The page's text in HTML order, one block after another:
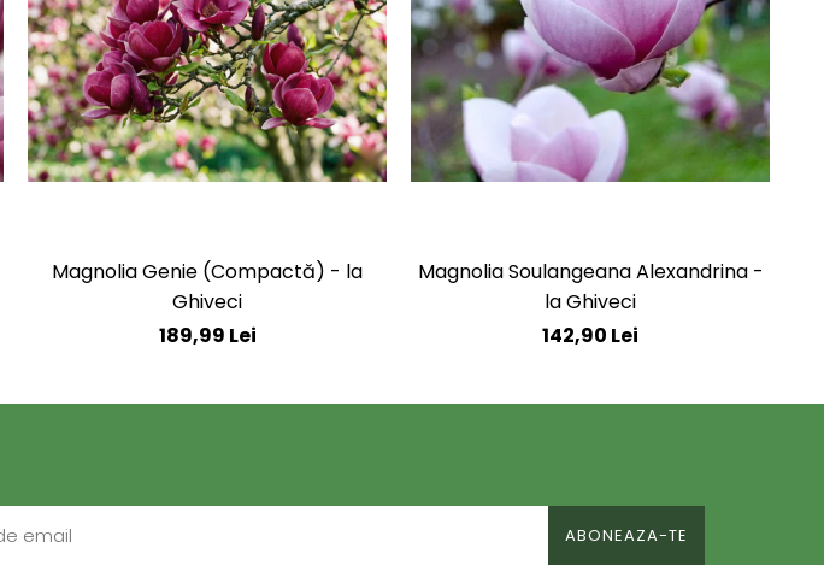
Magnolia Genie (Compactă) - la
Ghiveci
189,99 Lei
Magnolia Soulangeana Alexandrina -
la Ghiveci
142,90 Lei